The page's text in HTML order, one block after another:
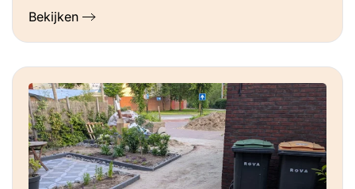
Bekijken